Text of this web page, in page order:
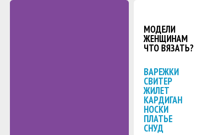
МОДЕЛИ
ЖЕНЩИНАМ
ЧТО ВЯЗАТЬ?
ВАРЕЖКИ
СВИТЕР
ЖИЛЕТ
КАРДИГАН
НОСКИ
ПЛАТЬЕ
СНУД